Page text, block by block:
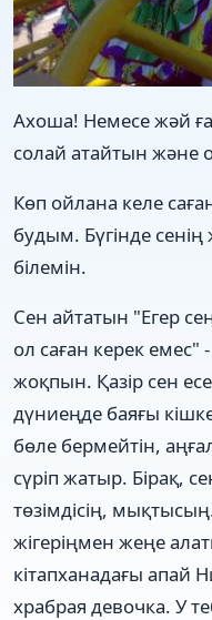
Ахоша! Немесе жəй
солай атайтын жəне
Көп ойлана келе
будым. Бүгінде
білемін.
Сен айтатын "Егер
ол саған керек емес"
жоқпын. Қазір сен
дүниеңде баяғы
бөле бермейтін,
сүріп жатыр. Бірақ,
төзімдісің,
жігеріңмен жеңе
кітапханадағы апай
храбрая девочка. У